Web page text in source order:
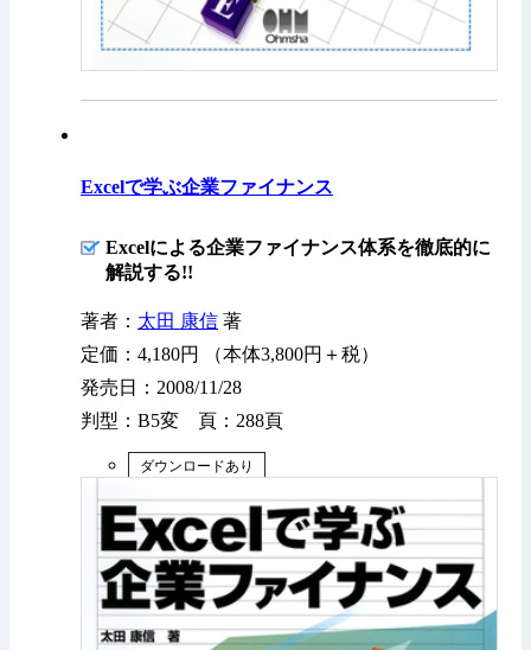
Excelで学ぶ企業ファイナンス
Excelによる企業ファイナンス体系を徹底的に
解説する!!
著者： 太田 康信 著
定価：4,180円 （本体3,800円＋税）
発売日：2008/11/28
判型：B5変 頁：288頁
ダウンロードあり